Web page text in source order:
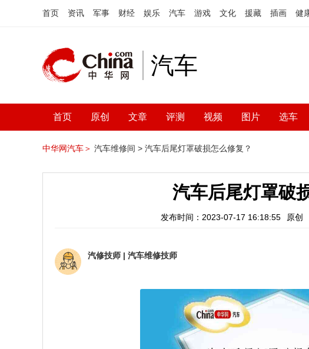
首页 资讯 军事 财经 娱乐 汽车 游戏 文化 援藏 插画 健
汽车
首页 原创 文章 评测 视频 图片 选车
中华网汽车＞ 汽车维修间 > 汽车后尾灯罩破损怎么修复？
汽车后尾灯罩破
发布时间：2023-07-17 16:18:55 原创
汽修技师 | 汽车维修技师